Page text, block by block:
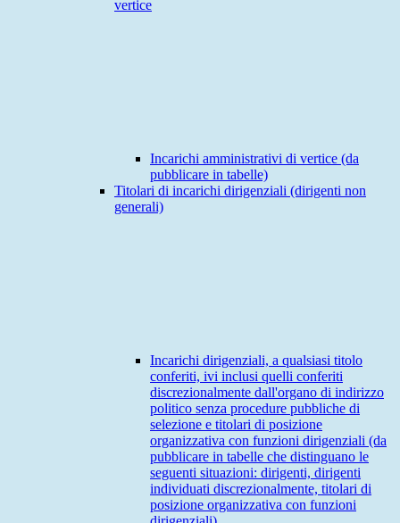
vertice
Incarichi amministrativi di vertice (da
pubblicare in tabelle)
Titolari di incarichi dirigenziali (dirigenti non
generali)
Incarichi dirigenziali, a qualsiasi titolo
conferiti, ivi inclusi quelli conferiti
discrezionalmente dall'organo di indirizzo
politico senza procedure pubbliche di
selezione e titolari di posizione
organizzativa con funzioni dirigenziali (da
pubblicare in tabelle che distinguano le
seguenti situazioni: dirigenti, dirigenti
individuati discrezionalmente, titolari di
posizione organizzativa con funzioni